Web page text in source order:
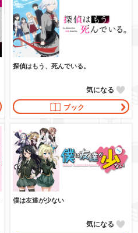
探偵はもう、死んでいる。
ブック
気になる
僕は友達が少ない
気になる